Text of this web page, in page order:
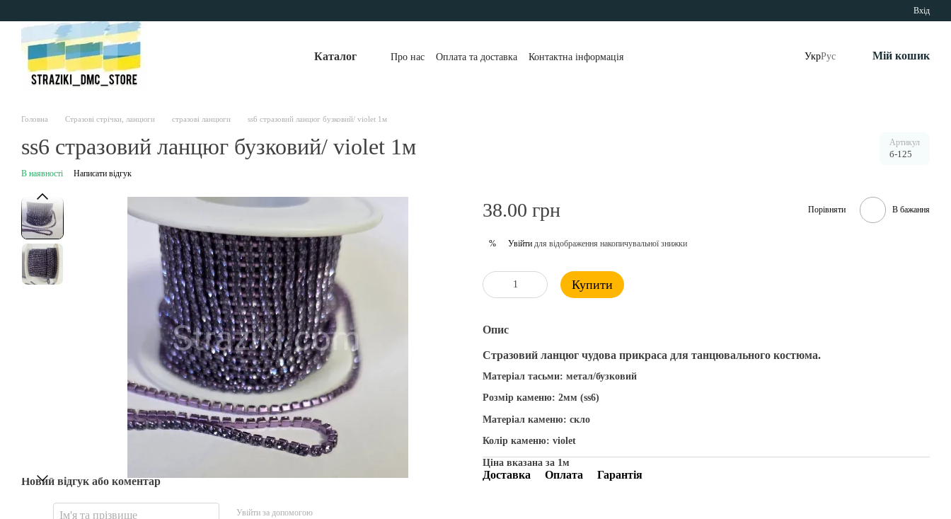
Вхід
Каталог Про нас Оплата та доставка Контактна інформація УкрРус Мій кошик
Головна Стразові стрічки, ланцюги стразові ланцюги ss6 стразовий ланцюг бузковий/ violet 1м
ss6 стразовий ланцюг бузковий/ violet 1м Артикул
б-125
В наявності Написати відгук
Новий відгук або коментар
Увійти за допомогою
38.00 грн Порівняти В бажання
% Увійти для відображення накопичувальної знижки
Купити
Опис
Стразовий ланцюг чудова прикраса для танцювального костюма.
Матеріал тасьми: метал/бузковий
Розмір каменю: 2мм (ss6)
Матеріал каменю: скло
Колір каменю: violet
Ціна вказана за 1м
Доставка Оплата Гарантія